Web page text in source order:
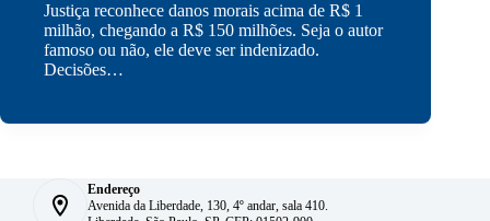
Justiça reconhece danos morais acima de R$ 1
milhão, chegando a R$ 150 milhões. Seja o autor
famoso ou não, ele deve ser indenizado.
Decisões…
Endereço
Avenida da Liberdade, 130, 4º andar, sala 410.